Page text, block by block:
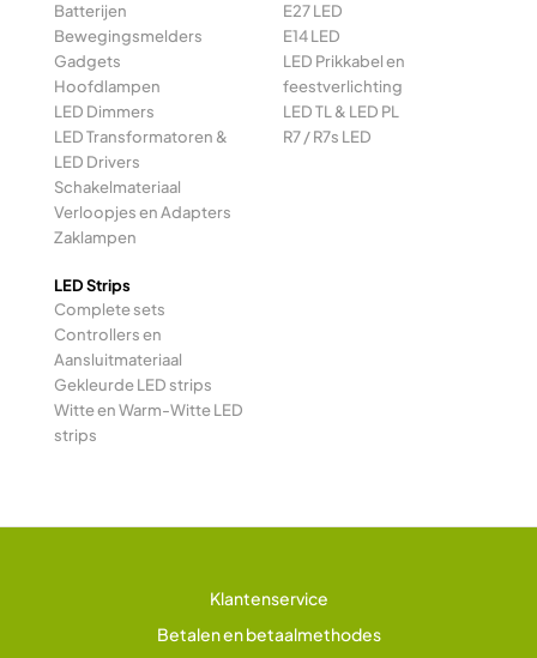
Batterijen
Bewegingsmelders
Gadgets
Hoofdlampen
LED Dimmers
LED Transformatoren &
LED Drivers
Schakelmateriaal
Verloopjes en Adapters
Zaklampen
E27 LED
E14 LED
LED Prikkabel en
feestverlichting
LED TL & LED PL
R7 / R7s LED
LED Strips
Complete sets
Controllers en
Aansluitmateriaal
Gekleurde LED strips
Witte en Warm-Witte LED
strips
Klantenservice
Betalen en betaalmethodes